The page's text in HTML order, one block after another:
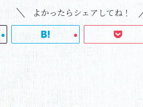
よかったらシェアしてね！